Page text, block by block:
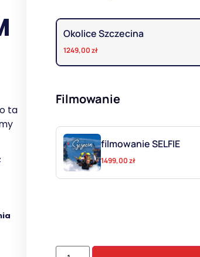
ta
Okolice Szczecina
1249,00zł
Filmowanie
filmowanie SELFIE
1499,00zł